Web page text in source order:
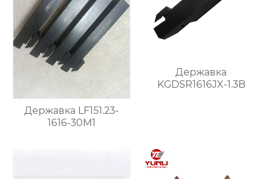
Державка LF151.23-
1616-30M1
Державка
KGDSR1616JX-1.3B